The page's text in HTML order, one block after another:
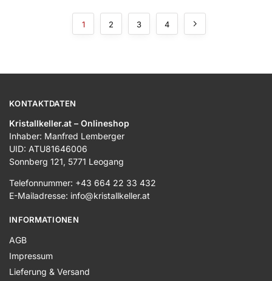
1 2 3 4
KONTAKTDATEN
Kristallkeller.at – Onlineshop
Inhaber: Manfred Lemberger
UID: ATU81646006
Sonnberg 121, 5771 Leogang
Telefonnummer: +43 664 22 33 432
E-Mailadresse: info@kristallkeller.at
INFORMATIONEN
AGB
Impressum
Lieferung & Versand